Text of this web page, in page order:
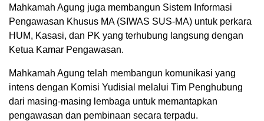
Mahkamah Agung juga membangun Sistem Informasi
Pengawasan Khusus MA (SIWAS SUS-MA) untuk perkara
HUM, Kasasi, dan PK yang terhubung langsung dengan
Ketua Kamar Pengawasan.
Mahkamah Agung telah membangun komunikasi yang
intens dengan Komisi Yudisial melalui Tim Penghubung
dari masing-masing lembaga untuk memantapkan
pengawasan dan pembinaan secara terpadu.